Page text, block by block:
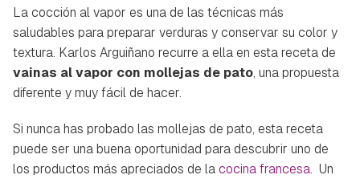
La cocción al vapor es una de las técnicas más
saludables para preparar verduras y conservar su color y
textura. Karlos Arguiñano recurre a ella en esta receta de
vainas al vapor con mollejas de pato, una propuesta
diferente y muy fácil de hacer.
Si nunca has probado las mollejas de pato, esta receta
puede ser una buena oportunidad para descubrir uno de
los productos más apreciados de lacocina francesa. Un